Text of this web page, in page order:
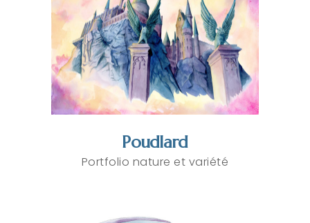
Poudlard
Portfolio nature et variété